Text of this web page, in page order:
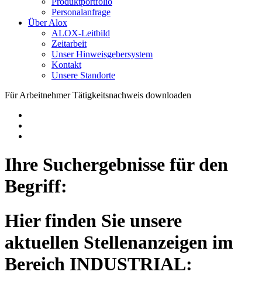
Personalanfrage
Über Alox
ALOX-Leitbild
Zeitarbeit
Unser Hinweisgebersystem
Kontakt
Unsere Standorte
Für Arbeitnehmer Tätigkeitsnachweis downloaden
Ihre Suchergebnisse für den
Begriff:
Hier finden Sie unsere
aktuellen Stellenanzeigen im
Bereich INDUSTRIAL: